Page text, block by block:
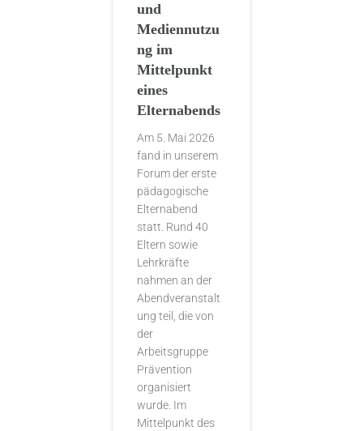
und
Mediennutzu
ng im
Mittelpunkt
eines
Elternabends
Am 5. Mai 2026
fand in unserem
Forum der erste
pädagogische
Elternabend
statt. Rund 40
Eltern sowie
Lehrkräfte
nahmen an der
Abendveranstalt
ung teil, die von
der
Arbeitsgruppe
Prävention
organisiert
wurde. Im
Mittelpunkt des